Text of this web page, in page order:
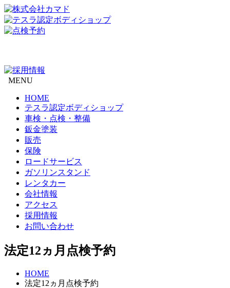
MENU
HOME
テスラ認定ボディショップ
車検・点検・整備
鈑金塗装
販売
保険
ロードサービス
ガソリンスタンド
レンタカー
会社情報
アクセス
採用情報
お問い合わせ
法定12ヵ月点検予約
HOME
法定12ヵ月点検予約